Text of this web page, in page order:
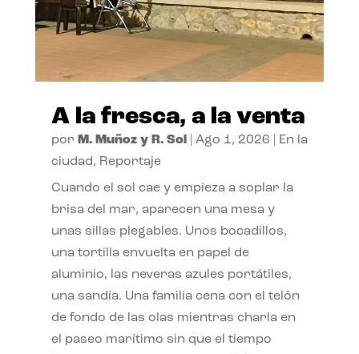
A la fresca, a la venta
por M. Muñoz y R. Sol| Ago 1, 2026
En la
ciudad, Reportaje
Cuando el sol cae y empieza a soplar la
brisa del mar, aparecen una mesa y
unas sillas plegables. Unos bocadillos,
una tortilla envuelta en papel de
aluminio, las neveras azules portátiles,
una sandía. Una familia cena con el telón
de fondo de las olas mientras charla en
el paseo marítimo sin que el tiempo